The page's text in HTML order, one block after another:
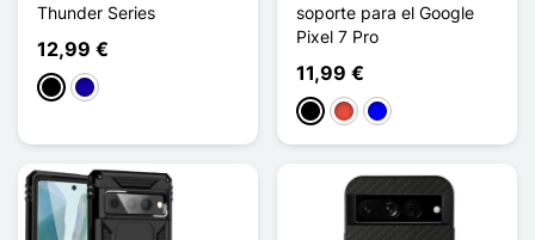
Thunder Series
12,99 €
NegroAzul oscuro
soporte para el Google
Pixel 7 Pro
11,99 €
NegroRojoAzul